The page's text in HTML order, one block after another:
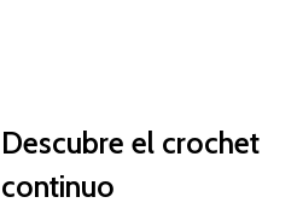
Descubre el crochet
continuo